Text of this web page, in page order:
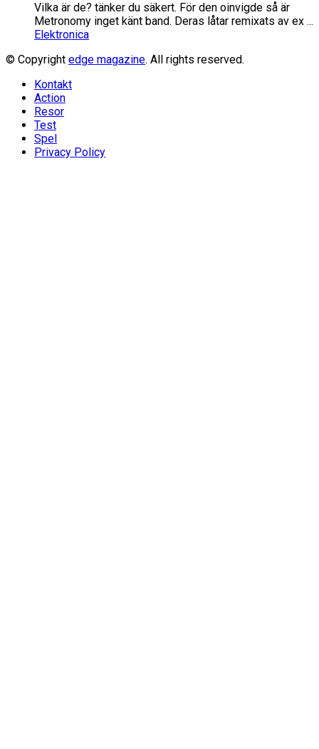
Vilka är de? tänker du säkert. För den oinvigde så är
Metronomy inget känt band. Deras låtar remixats av ex ...
Elektronica
© Copyright edge magazine. All rights reserved.
Kontakt
Action
Resor
Test
Spel
Privacy Policy